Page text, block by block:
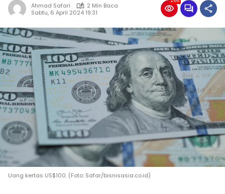
Ahmad Safari
2 Min Baca
Sabtu, 6 April 2024 19:31
Uang kertas US$100. (Foto: Safar/bisnisasia.co.id)